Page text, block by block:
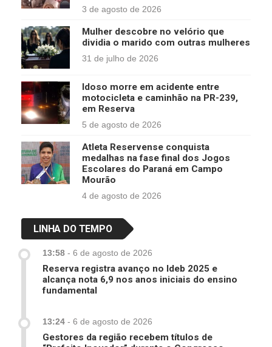
3 de agosto de 2026
Mulher descobre no velório que
dividia o marido com outras mulheres
31 de julho de 2026
Idoso morre em acidente entre
motocicleta e caminhão na PR-239,
em Reserva
5 de agosto de 2026
Atleta Reservense conquista
medalhas na fase final dos Jogos
Escolares do Paraná em Campo
Mourão
4 de agosto de 2026
LINHA DO TEMPO
13:58 - 6 de agosto de 2026
Reserva registra avanço no Ideb 2025 e
alcança nota 6,9 nos anos iniciais do ensino
fundamental
13:24 - 6 de agosto de 2026
Gestores da região recebem títulos de